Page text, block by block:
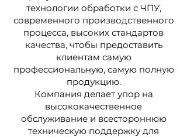
технологии обработки с ЧПУ,
современного производственного
процесса, высоких стандартов
качества, чтобы предоставить
клиентам самую
профессиональную, самую полную
продукцию.
Компания делает упор на
высококачественное
обслуживание и всестороннюю
техническую поддержку для